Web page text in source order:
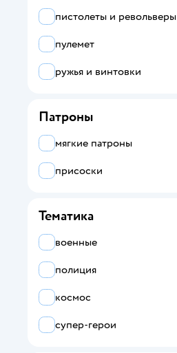
Apitor
Aquabeads
Armor Rangers
пистолеты и револьверы
пулемет
ружья и винтовки
Патроны
мягкие патроны
присоски
Тематика
военные
полиция
космос
супер-герои